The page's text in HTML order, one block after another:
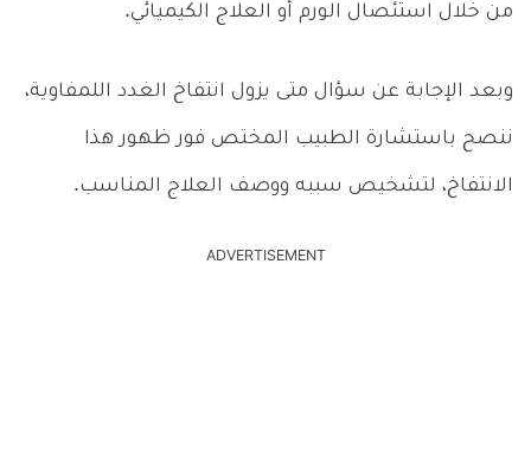
من خلال استئصال الورم أو العلاج الكيميائي.
وبعد الإجابة عن سؤال متى يزول انتفاخ الغدد اللمفاوية،
ننصح باستشارة الطبيب المختص فور ظهور هذا
الانتفاخ، لتشخيص سببه ووصف العلاج المناسب.
ADVERTISEMENT